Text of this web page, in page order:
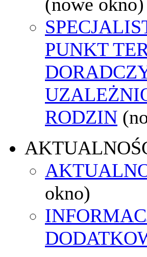
PUNKT
RODZIN
okno)